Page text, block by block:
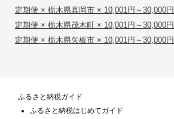
定期便 × 栃木県真岡市 × 10,001円～30,000円
定期便 × 栃木県茂木町 × 10,001円～30,000円
定期便 × 栃木県矢板市 × 10,001円～30,000円
ふるさと納税ガイド
ふるさと納税はじめてガイド